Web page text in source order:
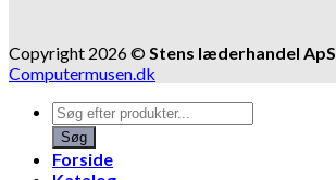
Copyright 2026 © Stens læderhandel ApS
Computermusen.dk
Products
search
Søg
Forside